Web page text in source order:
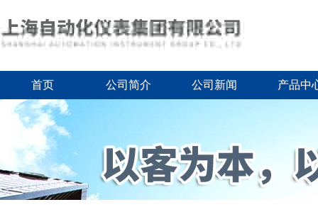
首页 公司简介 公司新闻 产品中